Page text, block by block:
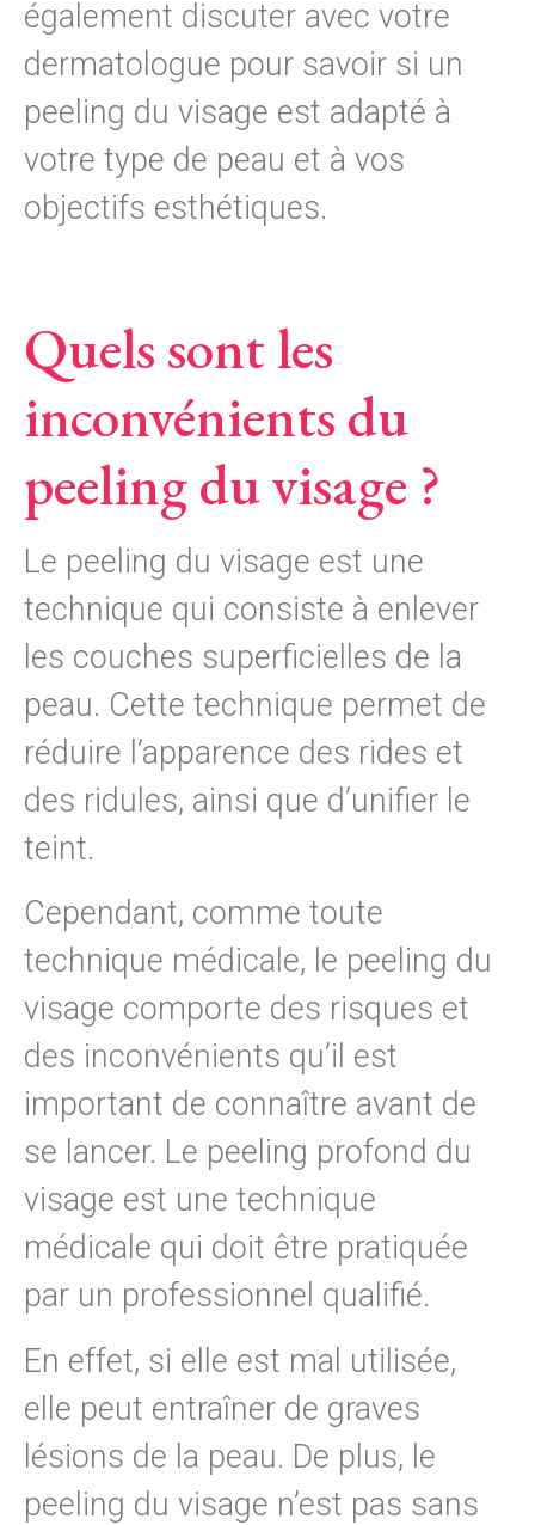
également discuter avec votre
dermatologue pour savoir si un
peeling du visage est adapté à
votre type de peau et à vos
objectifs esthétiques.
Quels sont les
inconvénients du
peeling du visage ?
Le peeling du visage est une
technique qui consiste à enlever
les couches superficielles de la
peau. Cette technique permet de
réduire l’apparence des rides et
des ridules, ainsi que d’unifier le
teint.
Cependant, comme toute
technique médicale, le peeling du
visage comporte des risques et
des inconvénients qu’il est
important de connaître avant de
se lancer. Le peeling profond du
visage est une technique
médicale qui doit être pratiquée
par un professionnel qualifié.
En effet, si elle est mal utilisée,
elle peut entraîner de graves
lésions de la peau. De plus, le
peeling du visage n’est pas sans